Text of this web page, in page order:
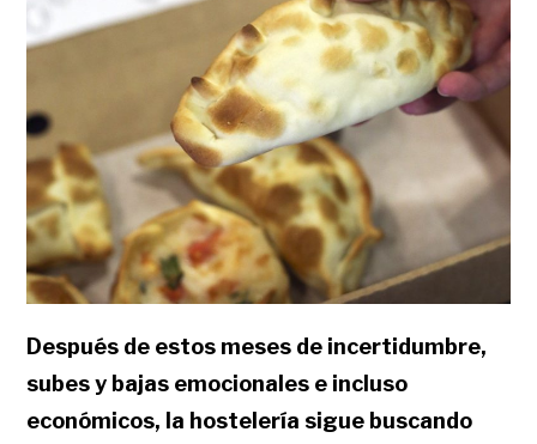
Después de estos meses de incertidumbre,
subes y bajas emocionales e incluso
económicos, la hostelería sigue buscando